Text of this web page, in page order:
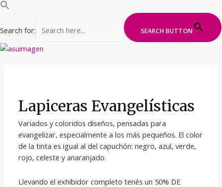
Search for: SEARCH BUTTON
Ir
Lapiceras Evangelísticas
Variados y coloridos diseños, pensadas para
evangelizar, especialmente a los más pequeños. El color
de la tinta es igual al del capuchón: negro, azul, verde,
rojo, celeste y anaranjado.
Llevando el exhibidor completo tenés un 50% DE